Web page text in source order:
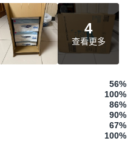
4
查看更多
56%
100%
86%
90%
67%
100%